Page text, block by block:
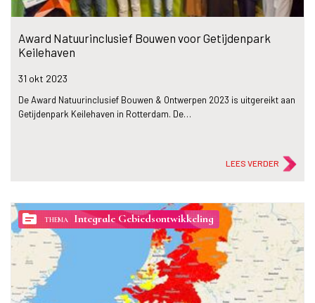
Award Natuurinclusief Bouwen voor Getijdenpark
Keilehaven
31 okt 2023
De Award Natuurinclusief Bouwen & Ontwerpen 2023 is uitgereikt aan
Getijdenpark Keilehaven in Rotterdam. De…
LEES VERDER
topic THEMA Integrale Gebiedsontwikkeling